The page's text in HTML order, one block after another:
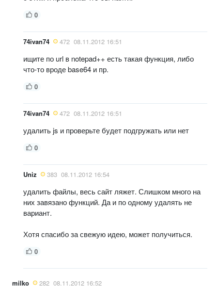
0
74ivan74 472 08.11.2012 16:51
ищите по url в notepad++ есть такая функция, либо
что-то вроде base64 и пр.
0
74ivan74 472 08.11.2012 16:51
удалить js и проверьте будет подгружать или нет
0
Uniz 383 08.11.2012 16:54
удалить файлы, весь сайт ляжет. Слишком много на
них завязано функций. Да и по одному удалять не
вариант.
Хотя спасибо за свежую идею, может получиться.
0
milko 282 08.11.2012 16:52